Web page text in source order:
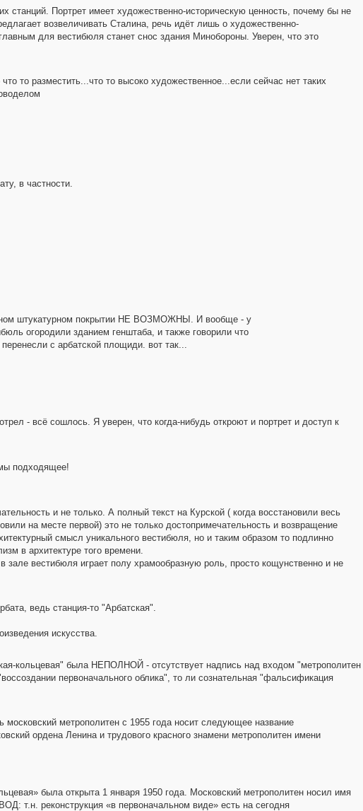
Портрет имеет художественно-историческую ценность, почему бы не
возвеличивать Сталина, речь идёт лишь о художественно-
для вестибюля станет снос здания Минобороны. Уверен, что это
то разместить...что то высоко художественное...если сейчас нет таких
в частности.
штукатурном покрытии НЕ ВОЗМОЖНЫ. И вообще - у
огородили зданием генштаба, и также говорили что
с арбатской площиди. вот так...
- всё сошлось. Я уверен, что когда-нибудь откроют и портрет и доступ к
подходящее!
и не только. А полный текст на Курской ( когда восстановили весь
на месте первой) это не только достопримечательность и возвращение
смысл уникального вестибюля, но и таким образом то подлинно
в архитектуре того времени.
вестибюля играет полу храмообразную роль, просто кощунственно и не
ведь станция-то "Арбатская".
искусства.
кольцевая" была НЕПОЛНОЙ - отсутствует надпись над входом "метрополитен
первоначального облика", то ли сознательная "фальсификация
метрополитен с 1955 года носит следующее название
ордена Ленина и трудового красного знамени метрополитен имени
была открыта 1 января 1950 года. Московский метрополитен носил имя
т.н. реконструкция «в первоначальном виде» есть на сегодня